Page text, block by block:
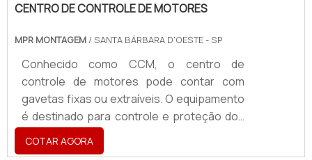
CENTRO DE CONTROLE DE MOTORES
MPR MONTAGEM / SANTA BÁRBARA D'OESTE - SP
Conhecido como CCM, o centro de
controle de motores pode contar com
gavetas fixas ou extraíveis. O equipamento
é destinado para controle e proteção dos
motores, banco de capacitores,
transformadores e quadros elétricos. O
COTAR AGORA